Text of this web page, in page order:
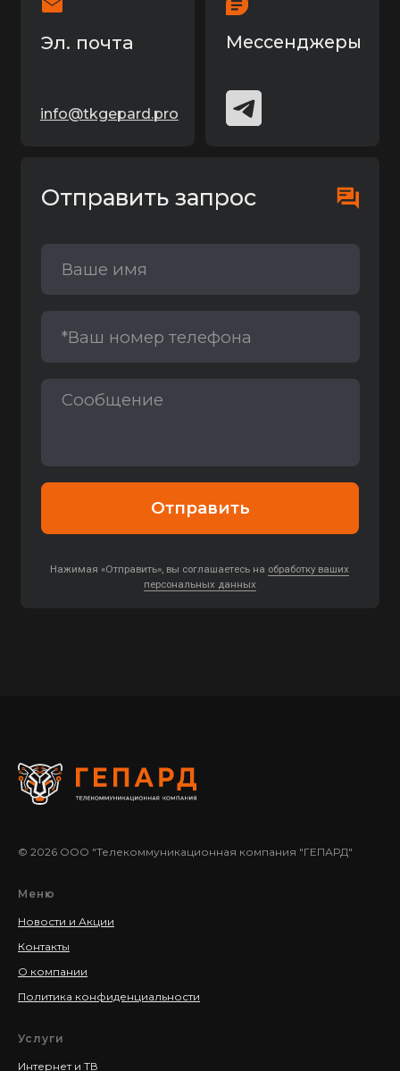
© 2026 ООО "Телекоммуникационная компания "ГЕПАРД"
Меню
Новости и Акции
Контакты
О компании
Политика конфиденциальности
Услуги
Интернет и ТВ